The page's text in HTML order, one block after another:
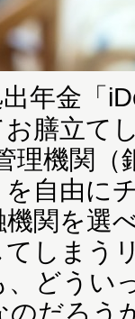
年金「
膳立て
理機関（
自由に
関を選
しまう
どうい
のだろう